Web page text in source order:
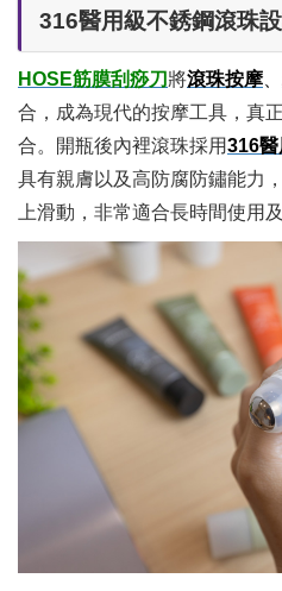
316醫用級不銹鋼滾珠
HOSE筋膜刮痧刀 將滾珠按摩
合，成為現代的按摩工具，真
合。開瓶後內裡滾珠採用316
具有親膚以及高防腐防鏽能力
上滑動，非常適合長時間使用及